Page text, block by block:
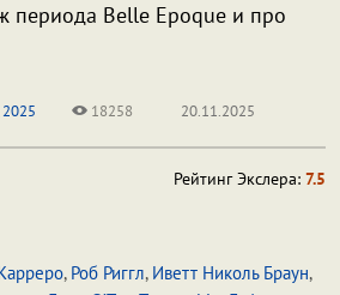
периода Belle Epoque и про
2025 18258 20.11.2025
Рейтинг Экслера: 7.5
, Роб Риггл, Иветт Николь Браун,